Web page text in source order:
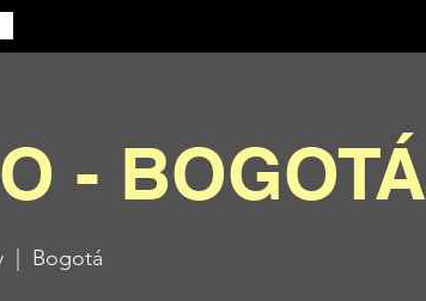
- BOGOTÁ
  |
Bogotá